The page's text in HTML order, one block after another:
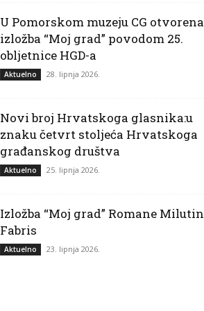
U Pomorskom muzeju CG otvorena
izložba “Moj grad” povodom 25.
obljetnice HGD-a
Aktuelno 28. lipnja 2026.
Novi broj Hrvatskoga glasnika:u
znaku četvrt stoljeća Hrvatskoga
građanskog društva
Aktuelno 25. lipnja 2026.
Izložba “Moj grad” Romane Milutin
Fabris
Aktuelno 23. lipnja 2026.